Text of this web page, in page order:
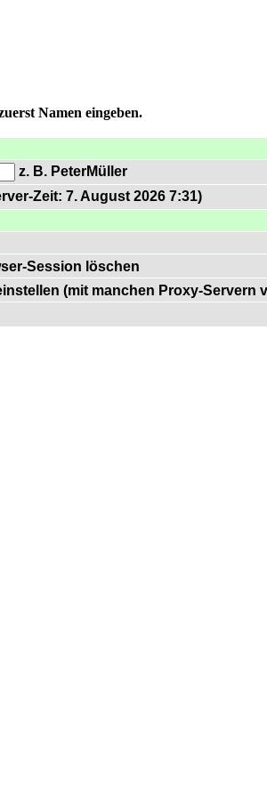
Namen eingeben.
z. B. PeterMüller
Zeit: 7. August 2026 7:31)
Session löschen
(mit manchen Proxy-Servern